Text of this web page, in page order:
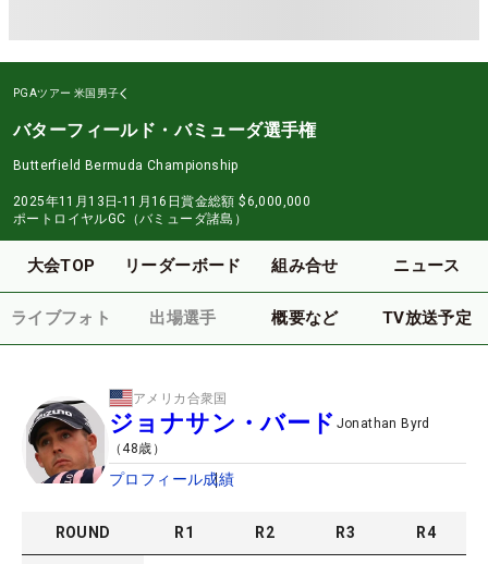
PGAツアー 米国男子
バターフィールド・バミューダ選手権
Butterfield Bermuda Championship
2025年11月13日-11月16日賞金総額 $6,000,000
ポートロイヤルGC（バミューダ諸島）
大会TOP リーダーボード 組み合せ ニュース
ライブフォト 出場選手 概要など TV放送予定
アメリカ合衆国
ジョナサン・バード Jonathan Byrd
（ 48歳）
プロフィール成績
ROUND R1 R2 R3 R4